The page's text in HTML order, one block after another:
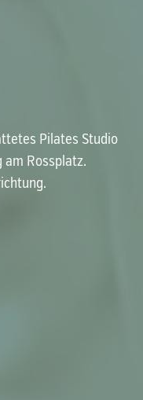
Pilates Studio
am Rossplatz.
.